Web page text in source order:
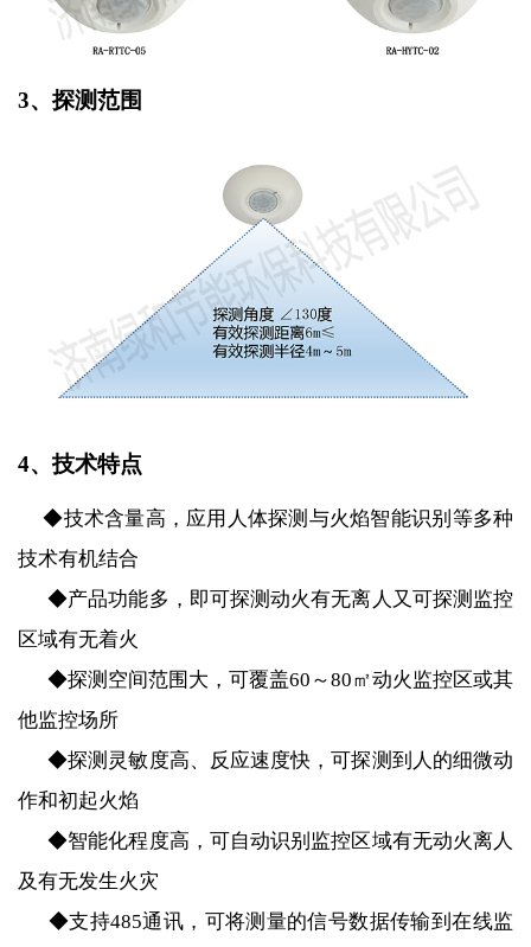
3、探测范围
4、技术特点
◆技术含量高，应用人体探测与火焰智能识别等多种
技术有机结合
◆产品功能多，即可探测动火有无离人又可探测监控
区域有无着火
◆探测空间范围大，可覆盖60～80㎡动火监控区或其
他监控场所
◆探测灵敏度高、反应速度快，可探测到人的细微动
作和初起火焰
◆智能化程度高，可自动识别监控区域有无动火离人
及有无发生火灾
◆支持485通讯，可将测量的信号数据传输到在线监